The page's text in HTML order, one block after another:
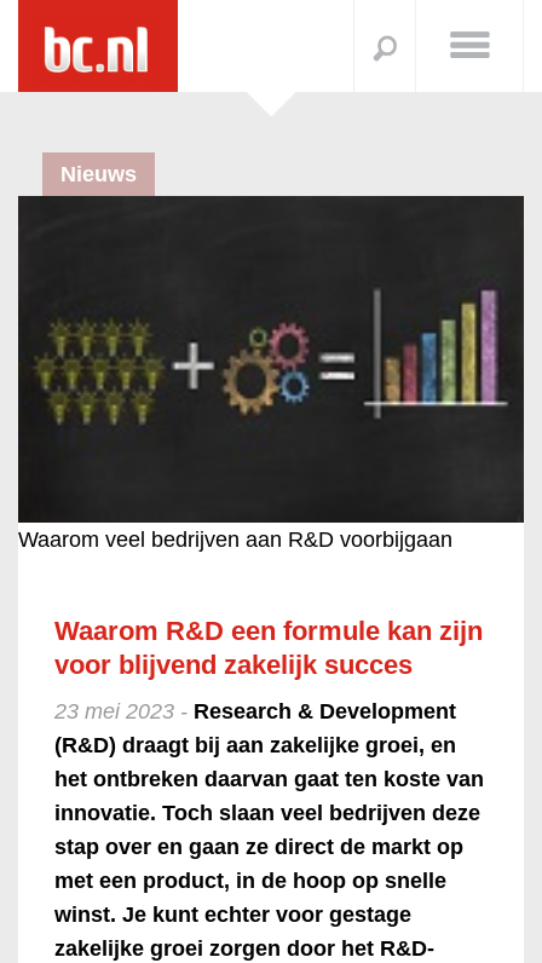
Nieuws
Waarom veel bedrijven aan R&D voorbijgaan
Waarom R&D een formule kan zijn
voor blijvend zakelijk succes
23 mei 2023 - Research & Development
(R&D) draagt bij aan zakelijke groei, en
het ontbreken daarvan gaat ten koste van
innovatie. Toch slaan veel bedrijven deze
stap over en gaan ze direct de markt op
met een product, in de hoop op snelle
winst. Je kunt echter voor gestage
zakelijke groei zorgen door het R&D-